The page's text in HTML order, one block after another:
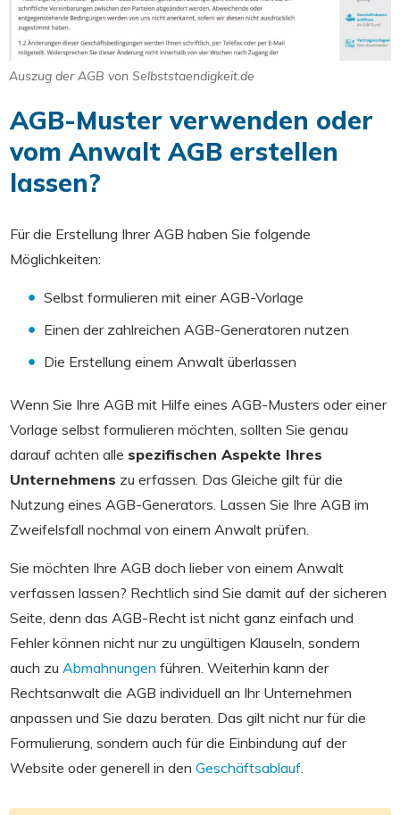
Auszug der AGB von Selbststaendigkeit.de
AGB-Muster verwenden oder
vom Anwalt AGB erstellen
lassen?
Für die Erstellung Ihrer AGB haben Sie folgende
Möglichkeiten:
Selbst formulieren mit einer AGB-Vorlage
Einen der zahlreichen AGB-Generatoren nutzen
Die Erstellung einem Anwalt überlassen
Wenn Sie Ihre AGB mit Hilfe eines AGB-Musters oder einer
Vorlage selbst formulieren möchten, sollten Sie genau
darauf achten alle spezifischen Aspekte Ihres
Unternehmens zu erfassen. Das Gleiche gilt für die
Nutzung eines AGB-Generators. Lassen Sie Ihre AGB im
Zweifelsfall nochmal von einem Anwalt prüfen.
Sie möchten Ihre AGB doch lieber von einem Anwalt
verfassen lassen? Rechtlich sind Sie damit auf der sicheren
Seite, denn das AGB-Recht ist nicht ganz einfach und
Fehler können nicht nur zu ungültigen Klauseln, sondern
auch zu Abmahnungen führen. Weiterhin kann der
Rechtsanwalt die AGB individuell an Ihr Unternehmen
anpassen und Sie dazu beraten. Das gilt nicht nur für die
Formulierung, sondern auch für die Einbindung auf der
Website oder generell in den Geschäftsablauf.